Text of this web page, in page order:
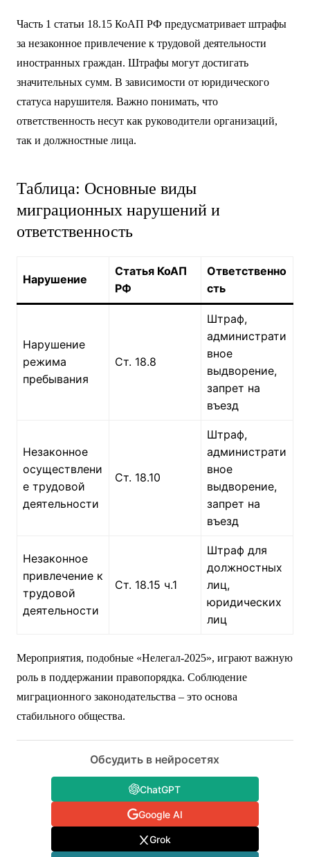
Часть 1 статьи 18.15 КоАП РФ предусматривает штрафы
за незаконное привлечение к трудовой деятельности
иностранных граждан. Штрафы могут достигать
значительных сумм. В зависимости от юридического
статуса нарушителя. Важно понимать, что
ответственность несут как руководители организаций,
так и должностные лица.
Таблица: Основные виды
миграционных нарушений и
ответственность
Нарушение
Статья КоАП
РФ
Ответственно
сть
Нарушение
режима
пребывания
Ст. 18.8
Штраф,
администрати
вное
выдворение,
запрет на
въезд
Незаконное
осуществлени
е трудовой
деятельности
Ст. 18.10
Штраф,
администрати
вное
выдворение,
запрет на
въезд
Незаконное
привлечение к
трудовой
деятельности
Ст. 18.15 ч.1
Штраф для
должностных
лиц,
юридических
лиц
Мероприятия, подобные «Нелегал-2025», играют важную
роль в поддержании правопорядка. Соблюдение
миграционного законодательства – это основа
стабильного общества.
Обсудить в нейросетях
ChatGPT
Google AI
Grok